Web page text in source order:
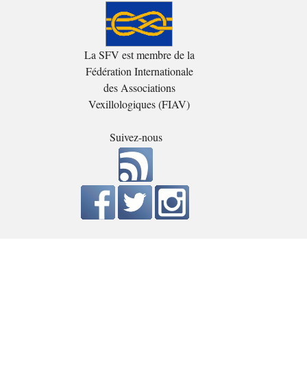
La SFV est membre de la
Fédération Internationale
des Associations
Vexillologiques (FIAV)
Suivez-nous